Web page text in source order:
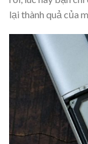
lại thành quả của